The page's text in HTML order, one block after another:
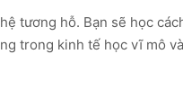
tương hỗ. Bạn sẽ học
trong kinh tế học vĩ mô